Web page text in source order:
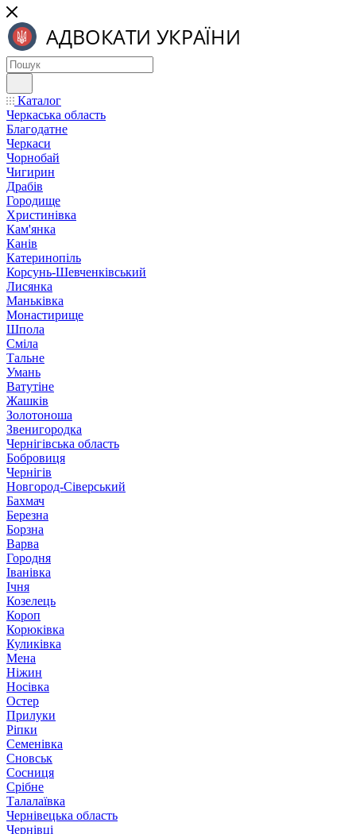
Каталог
Черкаська область
Благодатне
Черкаси
Чорнобай
Чигирин
Драбів
Городище
Христинівка
Кам'янка
Канів
Катеринопіль
Корсунь-Шевченківський
Лисянка
Маньківка
Монастирище
Шпола
Сміла
Тальне
Умань
Ватутіне
Жашків
Золотоноша
Звенигородка
Чернігівська область
Бобровиця
Чернігів
Новгород-Сіверський
Бахмач
Березна
Борзна
Варва
Городня
Іванівка
Ічня
Козелець
Короп
Корюківка
Куликівка
Мена
Ніжин
Носівка
Остер
Прилуки
Ріпки
Семенівка
Сновськ
Сосниця
Срібне
Талалаївка
Чернівецька область
Чернівці